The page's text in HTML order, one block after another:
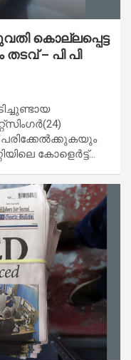
കൊല്ലപ്പെട്ട
– പി പി
കോളെർട്ട്…